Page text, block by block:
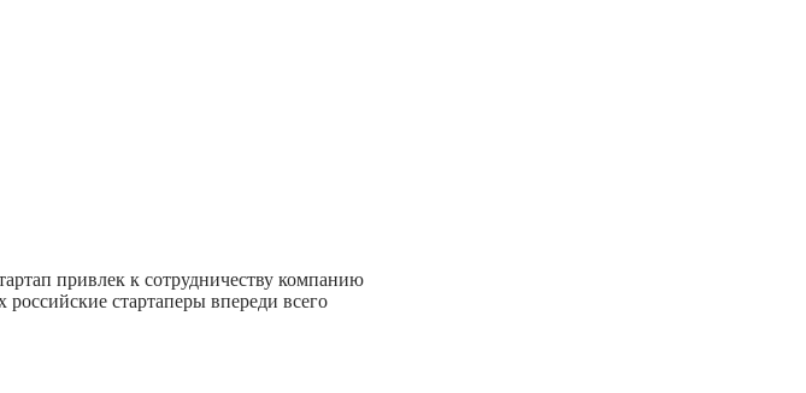
привлек к сотрудничеству компанию
стартаперы впереди всего